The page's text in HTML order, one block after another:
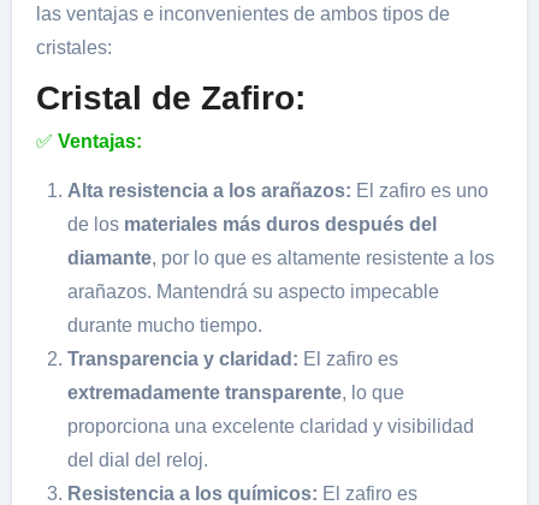
las ventajas e inconvenientes de ambos tipos de
cristales:
Cristal de Zafiro:
✅ Ventajas:
Alta resistencia a los arañazos: El zafiro es uno
de los materiales más duros después del
diamante, por lo que es altamente resistente a los
arañazos. Mantendrá su aspecto impecable
durante mucho tiempo.
Transparencia y claridad: El zafiro es
extremadamente transparente, lo que
proporciona una excelente claridad y visibilidad
del dial del reloj.
Resistencia a los químicos: El zafiro es